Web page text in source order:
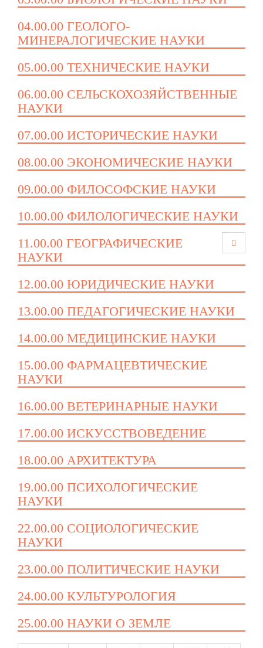
04.00.00 ГЕОЛОГО-
МИНЕРАЛОГИЧЕСКИЕ НАУКИ
05.00.00 ТЕХНИЧЕСКИЕ НАУКИ
06.00.00 СЕЛЬСКОХОЗЯЙСТВЕННЫЕ
НАУКИ
07.00.00 ИСТОРИЧЕСКИЕ НАУКИ
08.00.00 ЭКОНОМИЧЕСКИЕ НАУКИ
09.00.00 ФИЛОСОФСКИЕ НАУКИ
10.00.00 ФИЛОЛОГИЧЕСКИЕ НАУКИ
11.00.00 ГЕОГРАФИЧЕСКИЕ
НАУКИ
12.00.00 ЮРИДИЧЕСКИЕ НАУКИ
13.00.00 ПЕДАГОГИЧЕСКИЕ НАУКИ
14.00.00 МЕДИЦИНСКИЕ НАУКИ
15.00.00 ФАРМАЦЕВТИЧЕСКИЕ
НАУКИ
16.00.00 ВЕТЕРИНАРНЫЕ НАУКИ
17.00.00 ИСКУССТВОВЕДЕНИЕ
18.00.00 АРХИТЕКТУРА
19.00.00 ПСИХОЛОГИЧЕСКИЕ
НАУКИ
22.00.00 СОЦИОЛОГИЧЕСКИЕ
НАУКИ
23.00.00 ПОЛИТИЧЕСКИЕ НАУКИ
24.00.00 КУЛЬТУРОЛОГИЯ
25.00.00 НАУКИ О ЗЕМЛЕ